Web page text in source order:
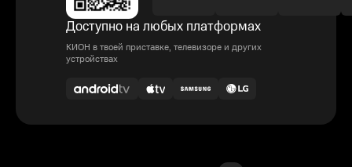
Доступно на любых платформах
КИОН в твоей приставке, телевизоре и других
устройствах